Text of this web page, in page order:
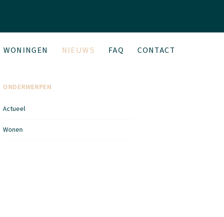
WONINGEN NIEUWS FAQ CONTACT
ONDERWERPEN
Actueel
Wonen